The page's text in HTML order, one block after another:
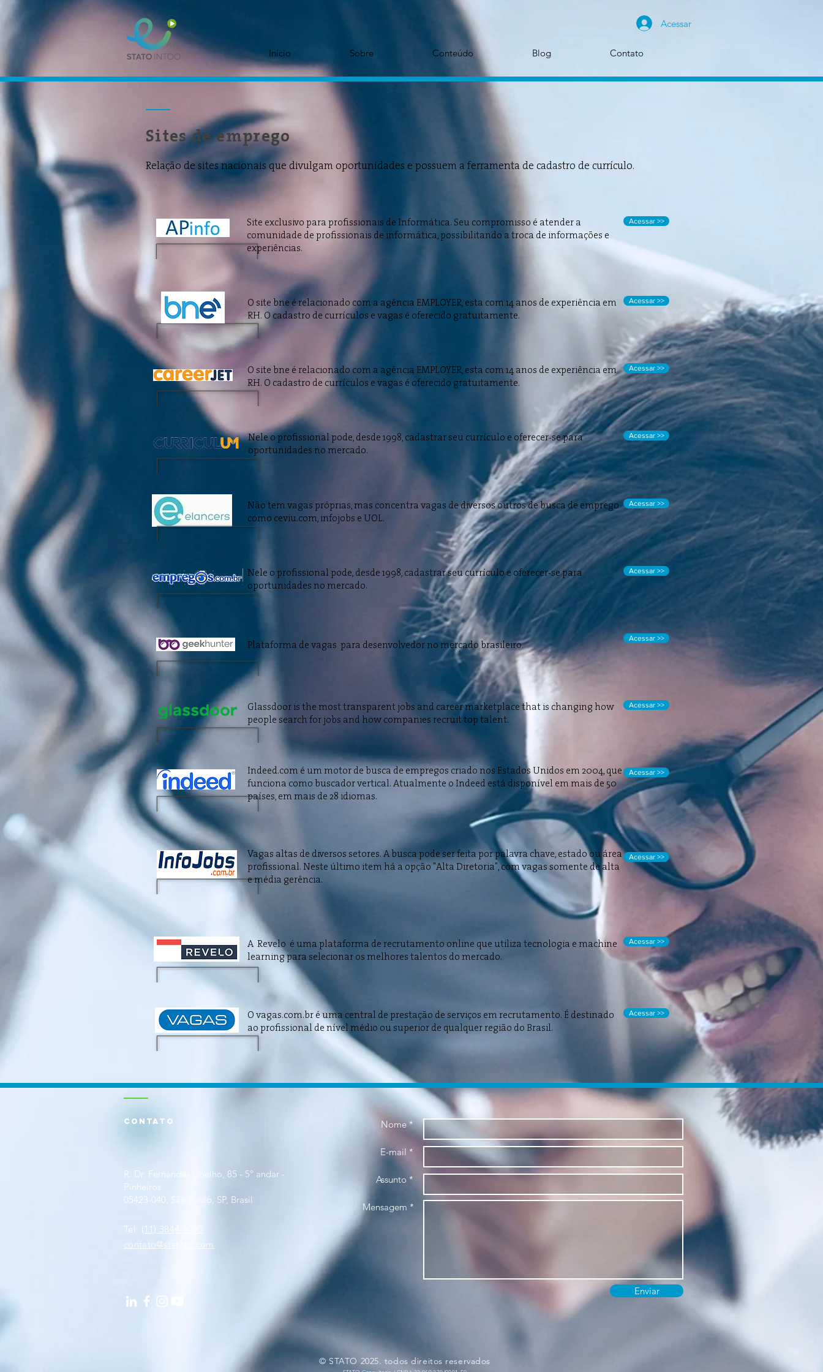
Início Sobre Conteúdo Blog Contato
Acessar
Sites de emprego
Relação de sites nacionais que divulgam oportunidades e possuem a ferramenta de cadastro de currículo.
Site exclusivo para profissionais de Informática. Seu compromisso é atender a
comunidade de profissionais de informática, possibilitando a troca de informações e
experiências.
Acessar >>
O site bne é relacionado com a agência EMPLOYER, esta com 14 anos de experiência em
RH. O cadastro de currículos e vagas é oferecido gratuitamente.
Acessar >>
O site bne é relacionado com a agência EMPLOYER, esta com 14 anos de experiência em
RH. O cadastro de currículos e vagas é oferecido gratuitamente.
Acessar >>
Nele o profissional pode, desde 1998, cadastrar seu currículo e oferecer-se para
oportunidades no mercado.
Acessar >>
Não tem vagas próprias, mas concentra vagas de diversos outros de busca de emprego
como ceviu.com, infojobs e UOL.
Acessar >>
Nele o profissional pode, desde 1998, cadastrar seu currículo e oferecer-se para
oportunidades no mercado.
Acessar >>
Plataforma de vagas para desenvolvedor no mercado brasileiro.
Acessar >>
Glassdoor is the most transparent jobs and career marketplace that is changing how
people search for jobs and how companies recruit top talent.
Acessar >>
Indeed.com é um motor de busca de empregos criado nos Estados Unidos em 2004, que
funciona como buscador vertical. Atualmente o Indeed está disponível em mais de 50
países, em mais de 28 idiomas.
Acessar >>
Vagas altas de diversos setores. A busca pode ser feita por palavra chave, estado ou área
profissional. Neste último item há a opção "Alta Diretoria", com vagas somente de alta
e média gerência.
Acessar >>
A Revelo é uma plataforma de recrutamento online que utiliza tecnologia e machine
learning para selecionar os melhores talentos do mercado.
Acessar >>
O vagas.com.br é uma central de prestação de serviços em recrutamento. É destinado
ao profissional de nível médio ou superior de qualquer região do Brasil.
Acessar >>
CONTATO
R. Dr. Fernandes Coelho, 85 - 5º andar -
Pinheiros
05423-040, São Paulo, SP, Brasil
Tel: (11) 3844-6060
contato@statobr.com
Nome *
E-mail *
Assunto *
Mensagem *
Enviar
© STATO 2025. todos direitos reservados